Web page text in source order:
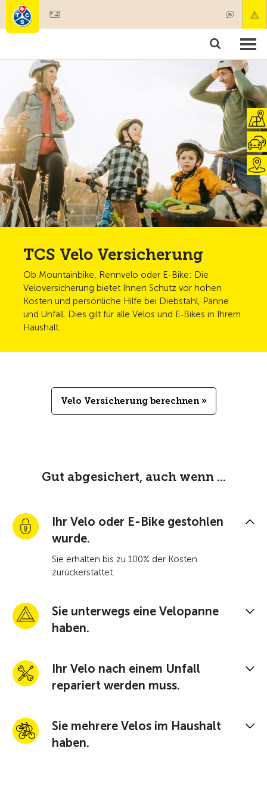
Mitgliedschaft & Leistungen
Test, Sicherheit & Gesundheit
TCS Velo Versicherung
Ob Mountainbike, Rennvelo oder E-Bike: Die
Veloversicherung bietet Ihnen Schutz vor hohen
Kosten und persönliche Hilfe bei Diebstahl, Panne
und Unfall. Dies gilt für alle Velos und E‑Bikes in Ihrem
Haushalt.
Velo Versicherung berechnen »
Gut abgesichert, auch wenn ...
Ihr Velo oder E-Bike gestohlen
wurde.
Sie erhalten bis zu 100% der Kosten
zurückerstattet.
Sie unterwegs eine Velopanne
haben.
Ihr Velo nach einem Unfall
repariert werden muss.
Sie mehrere Velos im Haushalt
haben.